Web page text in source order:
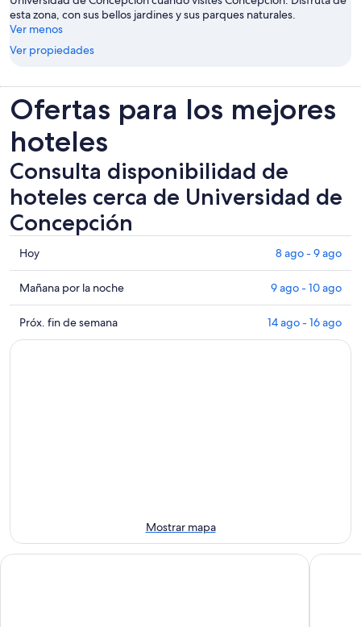
esta zona, con sus bellos jardines y sus parques naturales.
Ver menos
Ver propiedades
Ofertas para los mejores
hoteles
Consulta disponibilidad de
hoteles cerca de Universidad de
Concepción
Consultar
los
precios
cerca
de
Universidad
Hoy 8 ago - 9 ago
Consultar
precios
cerca
de
10
ago
Mañana por la noche 9 ago - 10 ago
Consultar
precios
14
ago
Próx. fin de semana 14 ago - 16 ago
Mostrar mapa
Holiday Inn Express Concepcion by IHG Hotel